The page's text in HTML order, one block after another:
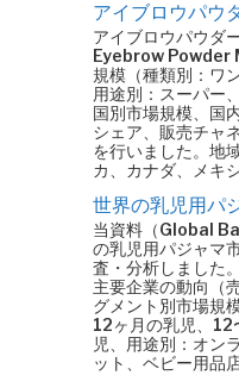
アイブロウパウ
アイブロウパウダ
Eyebrow Powder
規模（種類別：ワ
用途別：スーパー
国別市場規模、国
シェア、販売チャ
を行いました。地
カ、カナダ、メキ
世界の乳児用パ
当資料（Global
の乳児用パジャマ
査・分析しました
主要企業の動向（
グメント別市場規
12ヶ月の乳児、
児、用途別：オン
ット、ベビー用品